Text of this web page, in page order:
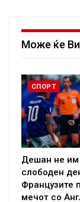
Може ќе
СПОРТ
Дешан не
слободен
Французите
мечот со